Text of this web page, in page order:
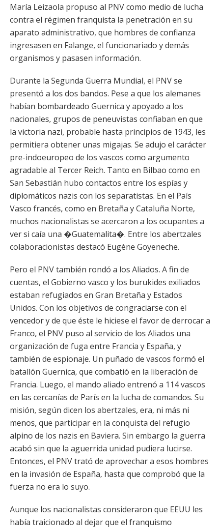
María Leizaola propuso al PNV como medio de lucha
contra el régimen franquista la penetración en su
aparato administrativo, que hombres de confianza
ingresasen en Falange, el funcionariado y demás
organismos y pasasen información.
Durante la Segunda Guerra Mundial, el PNV se
presentó a los dos bandos. Pese a que los alemanes
habían bombardeado Guernica y apoyado a los
nacionales, grupos de peneuvistas confiaban en que
la victoria nazi, probable hasta principios de 1943, les
permitiera obtener unas migajas. Se adujo el carácter
pre-indoeuropeo de los vascos como argumento
agradable al Tercer Reich. Tanto en Bilbao como en
San Sebastián hubo contactos entre los espías y
diplomáticos nazis con los separatistas. En el País
Vasco francés, como en Bretaña y Cataluña Norte,
muchos nacionalistas se acercaron a los ocupantes a
ver si caía una �Guatemalita�. Entre los abertzales
colaboracionistas destacó Eugène Goyeneche.
Pero el PNV también rondó a los Aliados. A fin de
cuentas, el Gobierno vasco y los burukides exiliados
estaban refugiados en Gran Bretaña y Estados
Unidos. Con los objetivos de congraciarse con el
vencedor y de que éste le hiciese el favor de derrocar a
Franco, el PNV puso al servicio de los Aliados una
organización de fuga entre Francia y España, y
también de espionaje. Un puñado de vascos formó el
batallón Guernica, que combatió en la liberación de
Francia. Luego, el mando aliado entrenó a 114 vascos
en las cercanías de París en la lucha de comandos. Su
misión, según dicen los abertzales, era, ni más ni
menos, que participar en la conquista del refugio
alpino de los nazis en Baviera. Sin embargo la guerra
acabó sin que la aguerrida unidad pudiera lucirse.
Entonces, el PNV trató de aprovechar a esos hombres
en la invasión de España, hasta que comprobó que la
fuerza no era lo suyo.
Aunque los nacionalistas consideraron que EEUU les
había traicionado al dejar que el franquismo